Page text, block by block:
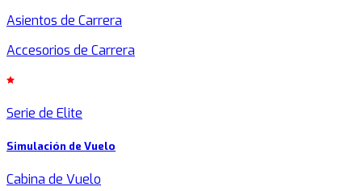
Asientos de Carrera
Accesorios de Carrera
Serie de Elite
Simulación de Vuelo
Cabina de Vuelo